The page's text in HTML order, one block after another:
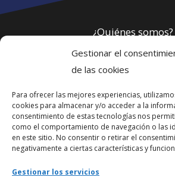
Gestionar el
de las cookies
Para ofrecer las mejores experiencias,
cookies para almacenar y/o acceder a la
consentimiento de estas tecnologías nos
como el comportamiento de navegación o las
en este sitio. No consentir o retirar el
negativamente a ciertas características y
Gestionar los servicios
¿Quiénes somos?
Política de
Webmaster
Nuestro e-mail: